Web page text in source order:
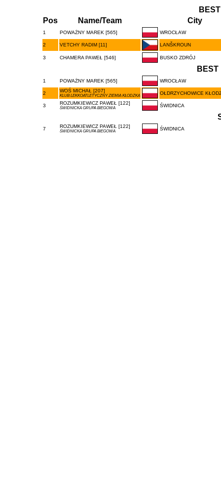
Pos
Name/Team City
1 POWAŻNY MAREK [565] WROCŁAW
2 VETCHY RADIM [11] LANŠKROUN
3 CHAMERA PAWEŁ [546] BUSKO ZDRÓJ
BEST
1 POWAŻNY MAREK [565] WROCŁAW
2 WOŚ MICHAŁ [207]
KLUB LEKKOATLETYCZNY ZIEMIA KŁODZKA OŁDRZYCHOWICE
3 ROZUMKIEWICZ PAWEŁ [122]
ŚWIDNICKA GRUPA BIEGOWA ŚWIDNICA
7 ROZUMKIEWICZ PAWEŁ [122]
ŚWIDNICKA GRUPA BIEGOWA ŚWIDNICA